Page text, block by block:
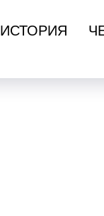
ИСТОРИЯ